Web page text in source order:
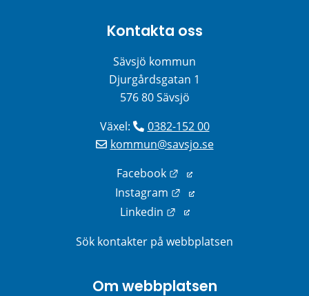
Kontakta oss
Sävsjö kommun
Djurgårdsgatan 1
576 80 Sävsjö
Växel:
0382-152 00
kommun@savsjo.se
Facebook
Länk till annan
Instagram
Länk till annan
Linkedin
Länk till annan webbplats.
Sök kontakter på webbplatsen
Om webbplatsen